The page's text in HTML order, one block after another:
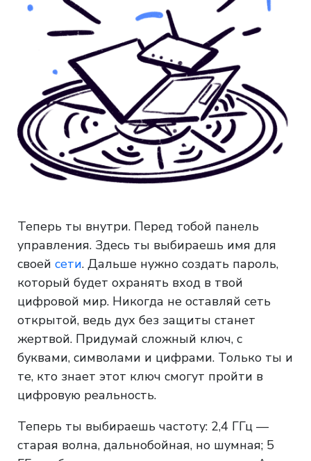
Теперь ты внутри. Перед тобой панель
управления. Здесь ты выбираешь имя для
своей сети. Дальше нужно создать пароль,
который будет охранять вход в твой
цифровой мир. Никогда не оставляй сеть
открытой, ведь дух без защиты станет
жертвой. Придумай сложный ключ, с
буквами, символами и цифрами. Только ты и
те, кто знает этот ключ смогут пройти в
цифровую реальность.
Теперь ты выбираешь частоту: 2,4 ГГц —
старая волна, дальнобойная, но шумная; 5